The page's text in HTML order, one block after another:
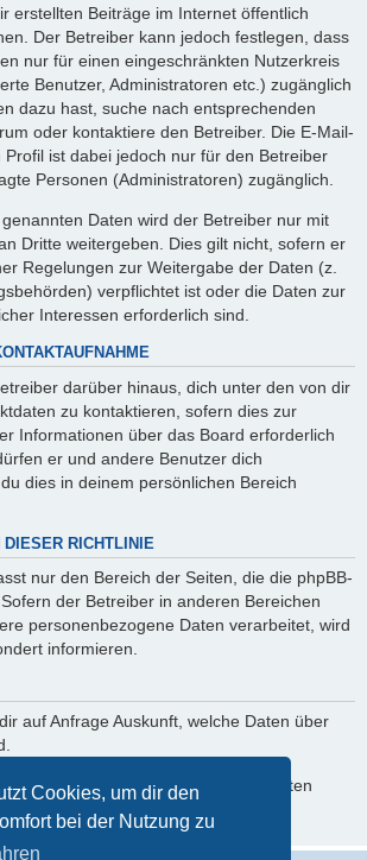
Cookies, um dir den
bei der Nutzung zu
erstellten Beiträge im Internet öffentlich
Der Betreiber kann jedoch festlegen, dass
nur für einen eingeschränkten Nutzerkreis
Benutzer, Administratoren etc.) zugänglich
dazu hast, suche nach entsprechenden
oder kontaktiere den Betreiber. Die E-Mail-
ist dabei jedoch nur für den Betreiber
Personen (Administratoren) zugänglich.
Daten wird der Betreiber nur mit
Dritte weitergeben. Dies gilt nicht, sofern er
Regelungen zur Weitergabe der Daten (z.
verpflichtet ist oder die Daten zur
Interessen erforderlich sind.
darüber hinaus, dich unter den von dir
zu kontaktieren, sofern dies zur
Informationen über das Board erforderlich
er und andere Benutzer dich
dies in deinem persönlichen Bereich
RICHTLINIE
nur den Bereich der Seiten, die die phpBB-
der Betreiber in anderen Bereichen
personenbezogene Daten verarbeitet, wird
informieren.
auf Anfrage Auskunft, welche Daten über
Löschung bzw. Sperrung deiner Daten
hierzu bitte den Betreiber.